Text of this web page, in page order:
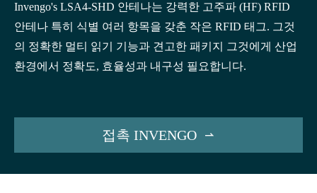
Invengo's LSA4-SHD 안테나는 강력한 고주파 (HF) RFID
안테나 특히 식별 여러 항목을 갖춘 작은 RFID 태그. 그것
의 정확한 멀티 읽기 기능과 견고한 패키지 그것에게 산업
환경에서 정확도, 효율성과 내구성 필요합니다.
접촉 INVENGO 